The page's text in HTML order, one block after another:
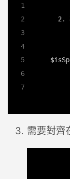
3
4
5
6
7
需要對齊